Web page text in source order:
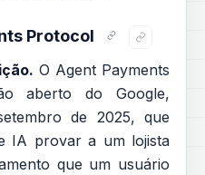
Protocol
O Agent Payments
aberto do Google,
de 2025, que
IA provar a um lojista
que um usuário